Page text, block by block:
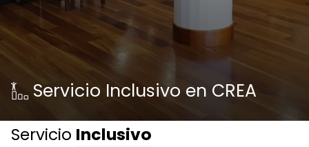
Servicio Inclusivo en CREA
Servicio Inclusivo